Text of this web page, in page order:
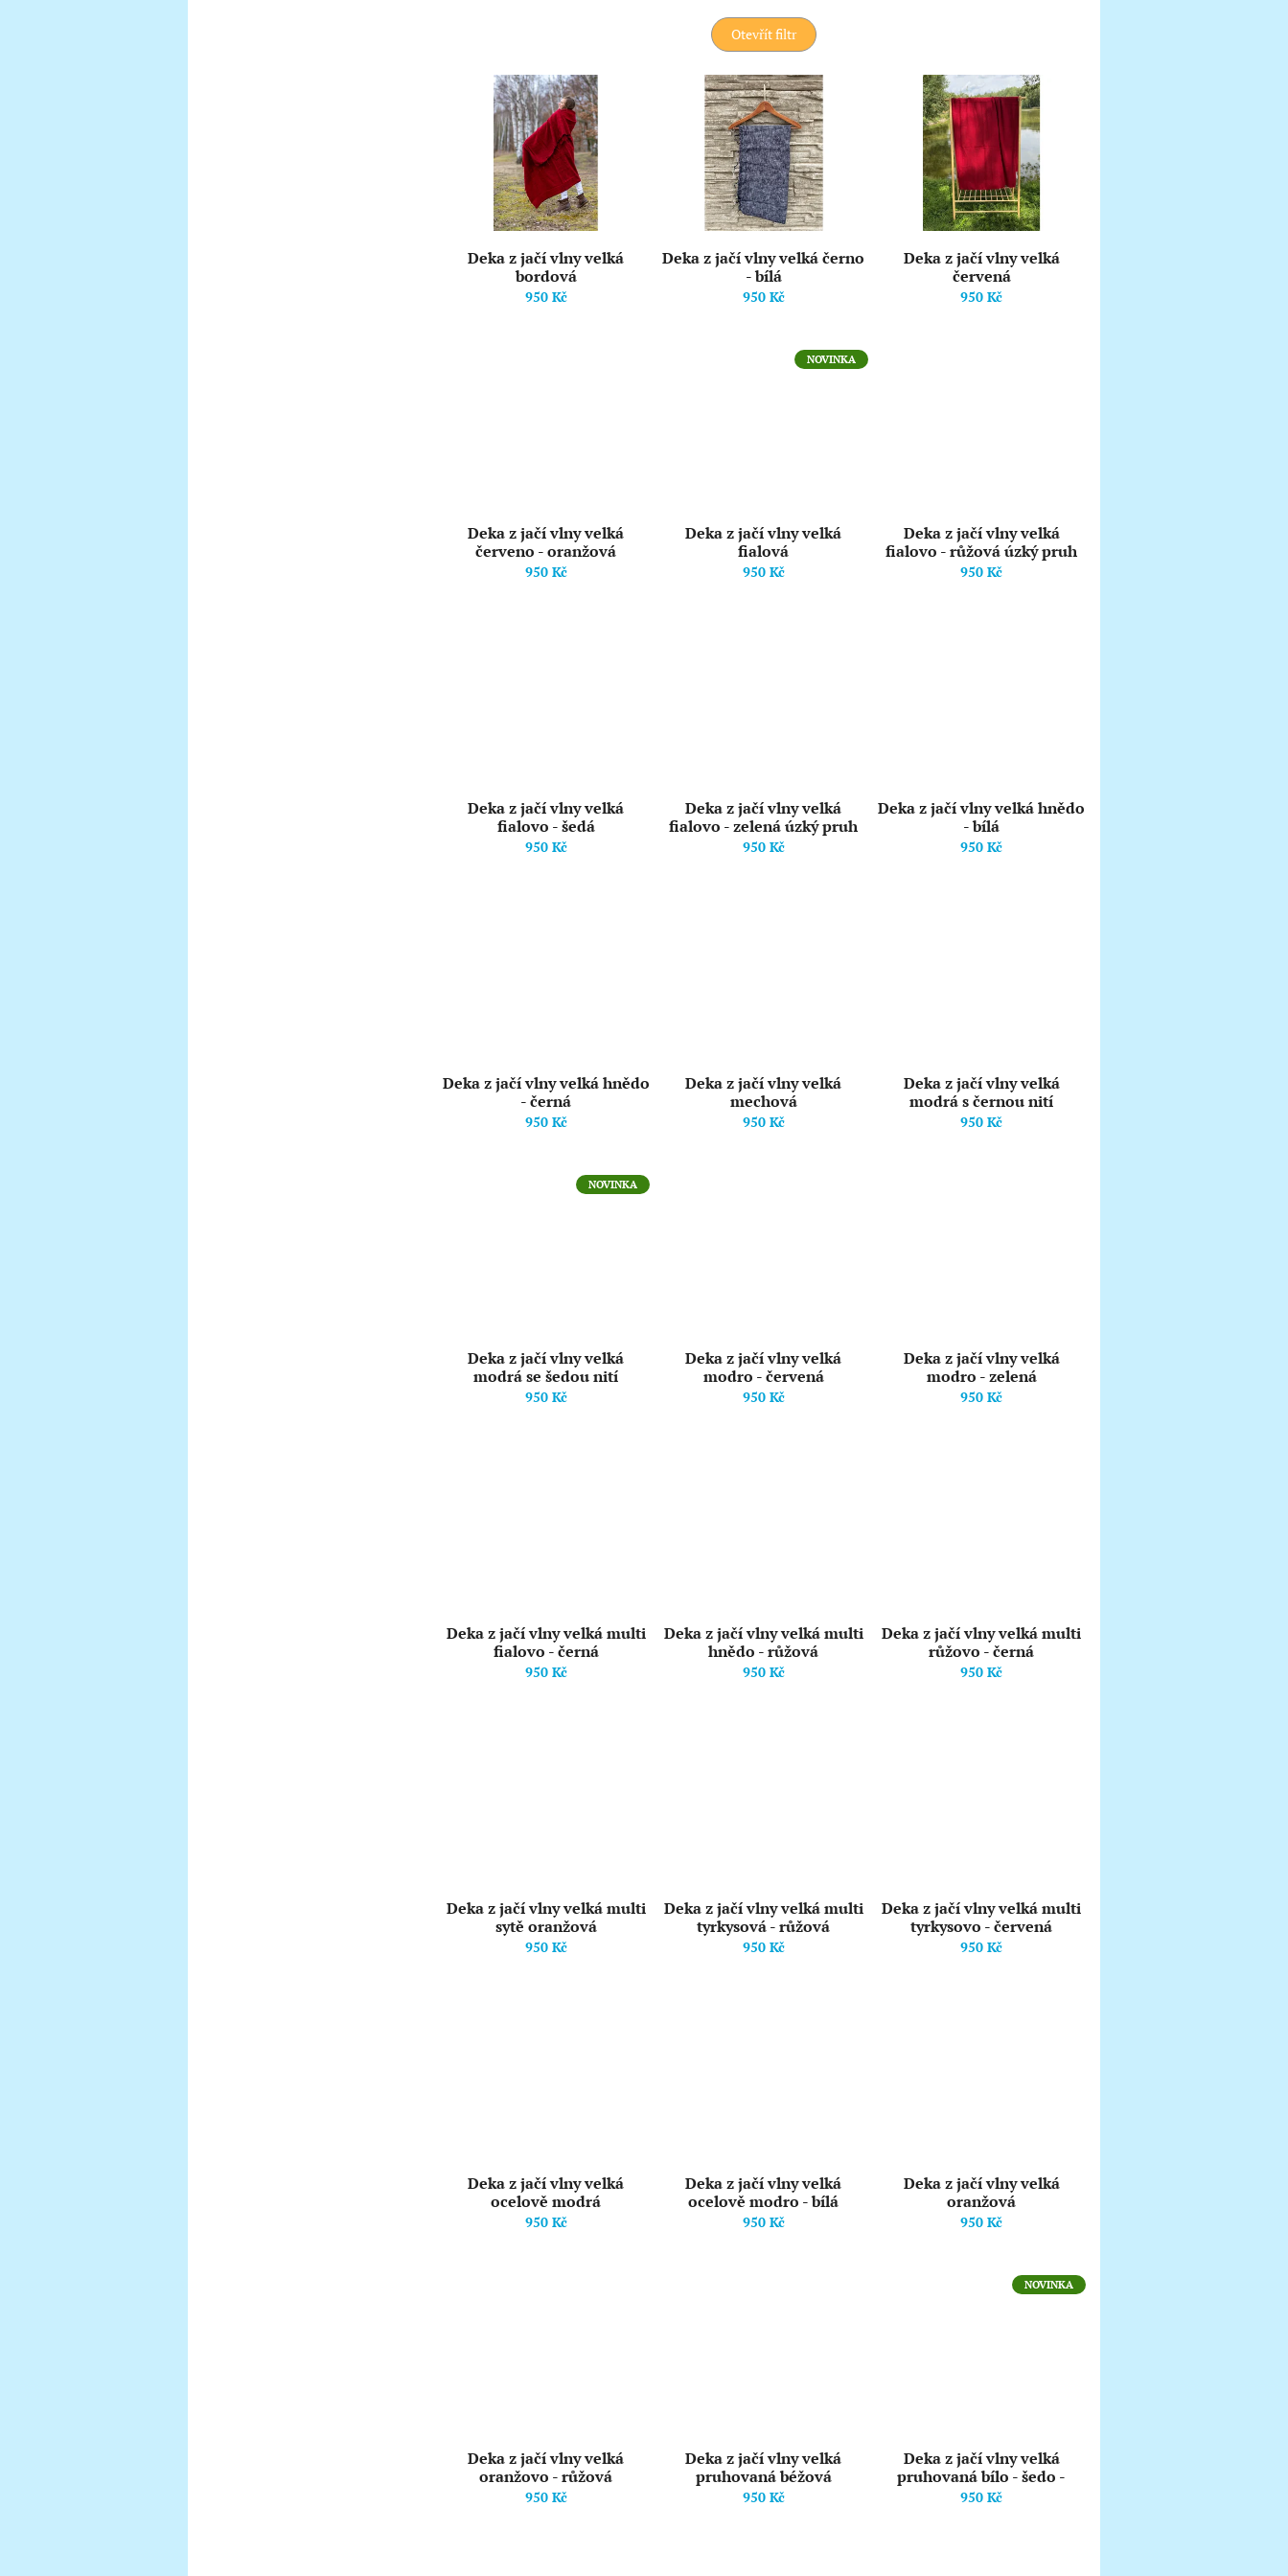
Otevřít filtr
Deka z jačí vlny velká
bordová
950 Kč
Deka z jačí vlny velká černo
- bílá
950 Kč
Deka z jačí vlny velká
červená
950 Kč
Deka z jačí vlny velká
červeno - oranžová
950 Kč
NOVINKA
Deka z jačí vlny velká
fialová
950 Kč
Deka z jačí vlny velká
fialovo - růžová úzký pruh
950 Kč
Deka z jačí vlny velká
fialovo - šedá
950 Kč
Deka z jačí vlny velká
fialovo - zelená úzký pruh
950 Kč
Deka z jačí vlny velká hnědo
- bílá
950 Kč
Deka z jačí vlny velká hnědo
- černá
950 Kč
Deka z jačí vlny velká
mechová
950 Kč
Deka z jačí vlny velká
modrá s černou nití
950 Kč
NOVINKA
Deka z jačí vlny velká
modrá se šedou nití
950 Kč
Deka z jačí vlny velká
modro - červená
950 Kč
Deka z jačí vlny velká
modro - zelená
950 Kč
Deka z jačí vlny velká multi
fialovo - černá
950 Kč
Deka z jačí vlny velká multi
hnědo - růžová
950 Kč
Deka z jačí vlny velká multi
růžovo - černá
950 Kč
Deka z jačí vlny velká multi
sytě oranžová
950 Kč
Deka z jačí vlny velká multi
tyrkysová - růžová
950 Kč
Deka z jačí vlny velká multi
tyrkysovo - červená
950 Kč
Deka z jačí vlny velká
ocelově modrá
950 Kč
Deka z jačí vlny velká
ocelově modro - bílá
950 Kč
Deka z jačí vlny velká
oranžová
950 Kč
Deka z jačí vlny velká
oranžovo - růžová
950 Kč
Deka z jačí vlny velká
pruhovaná béžová
950 Kč
NOVINKA
Deka z jačí vlny velká
pruhovaná bílo - šedo -
hnědá
950 Kč